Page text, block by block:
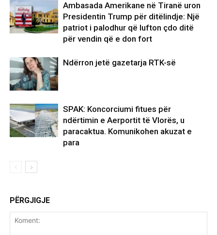
Ambasada Amerikane në Tiranë uron
Presidentin Trump për ditëlindje: Një
patriot i palodhur që lufton çdo ditë
për vendin që e don fort
Ndërron jetë gazetarja RTK-së
SPAK: Koncorciumi fitues për
ndërtimin e Aerportit të Vlorës, u
paracaktua. Komunikohen akuzat e
para
PËRGJIGJE